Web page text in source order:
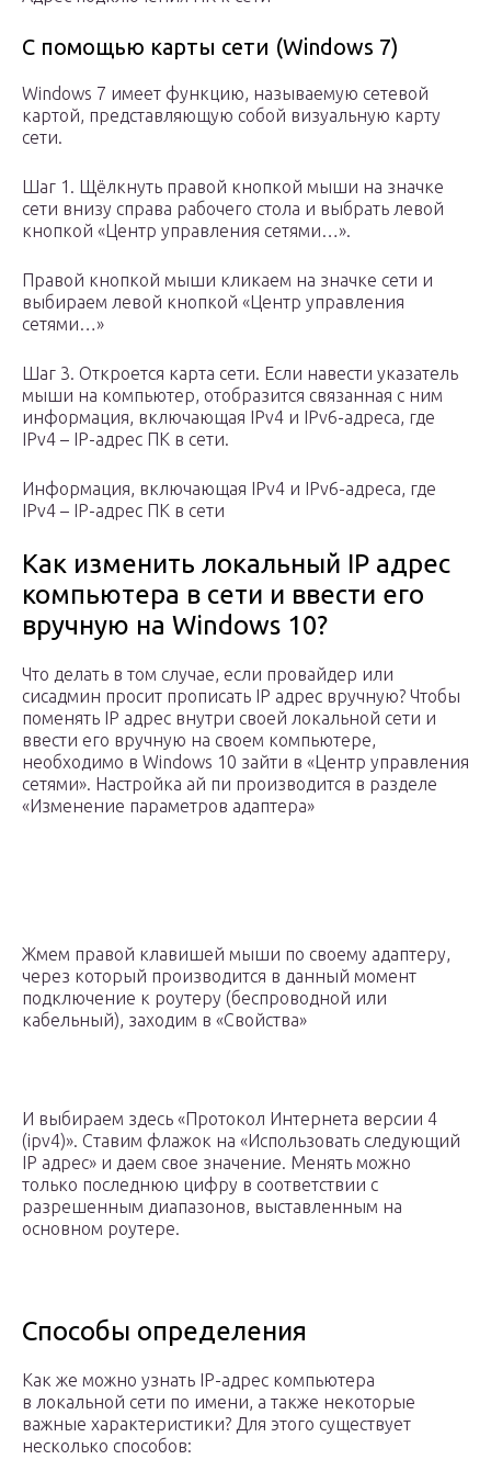
С помощью карты сети (Windows 7)
Windows 7 имеет функцию, называемую сетевой
картой, представляющую собой визуальную карту
сети.
Шаг 1. Щёлкнуть правой кнопкой мыши на значке
сети внизу справа рабочего стола и выбрать левой
кнопкой «Центр управления сетями…».
Правой кнопкой мыши кликаем на значке сети и
выбираем левой кнопкой «Центр управления
сетями…»
Шаг 3. Откроется карта сети. Если навести указатель
мыши на компьютер, отобразится связанная с ним
информация, включающая IPv4 и IPv6-адреса, где
IPv4 – IP-адрес ПК в сети.
Информация, включающая IPv4 и IPv6-адреса, где
IPv4 – IP-адрес ПК в сети
Как изменить локальный IP адрес
компьютера в сети и ввести его
вручную на Windows 10?
Что делать в том случае, если провайдер или
сисадмин просит прописать IP адрес вручную? Чтобы
поменять IP адрес внутри своей локальной сети и
ввести его вручную на своем компьютере,
необходимо в Windows 10 зайти в «Центр управления
сетями». Настройка ай пи производится в разделе
«Изменение параметров адаптера»
Жмем правой клавишей мыши по своему адаптеру,
через который производится в данный момент
подключение к роутеру (беспроводной или
кабельный), заходим в «Свойства»
И выбираем здесь «Протокол Интернета версии 4
(ipv4)». Ставим флажок на «Использовать следующий
IP адрес» и даем свое значение. Менять можно
только последнюю цифру в соответствии с
разрешенным диапазонов, выставленным на
основном роутере.
Способы определения
Как же можно узнать IP-адрес компьютера
в локальной сети по имени, а также некоторые
важные характеристики? Для этого существует
несколько способов: